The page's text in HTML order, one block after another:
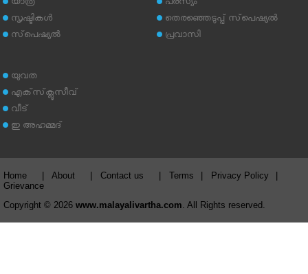
യാത്ര
സൃഷ്ടികള്‍
സ്‌പെഷ്യല്‍
പരസ്യം
തെരഞ്ഞെടുപ്പ് സ്‌പെഷ്യല്‍
പ്രവാസി
യുവത
എക്‌സ്‌ക്ലൂസീവ്
വീട്
ഇ അഹമ്മദ്‌
Home About Contact us Terms Privacy Policy
Grievance
Copyright © 2026 www.malayalivartha.com . All Rights reserved.